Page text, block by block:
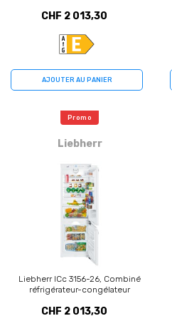
CHF 2 013,30
AJOUTER AU PANIER
Promo
Liebherr
Liebherr ICc 3156-26, Combiné
réfrigérateur-congélateur
CHF 2 013,30